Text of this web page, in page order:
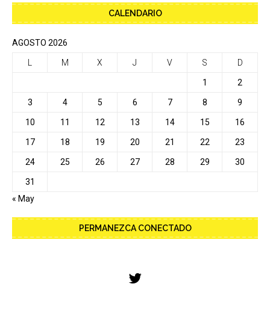
CALENDARIO
AGOSTO 2026
L M X J V S D
1 2
3 4 5 6 7 8 9
10 11 12 13 14 15 16
17 18 19 20 21 22 23
24 25 26 27 28 29 30
31
« May
PERMANEZCA CONECTADO